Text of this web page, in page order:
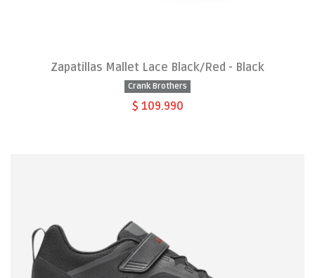
Zapatillas Mallet Lace Black/Red - Black
Crank Brothers
$ 109.990